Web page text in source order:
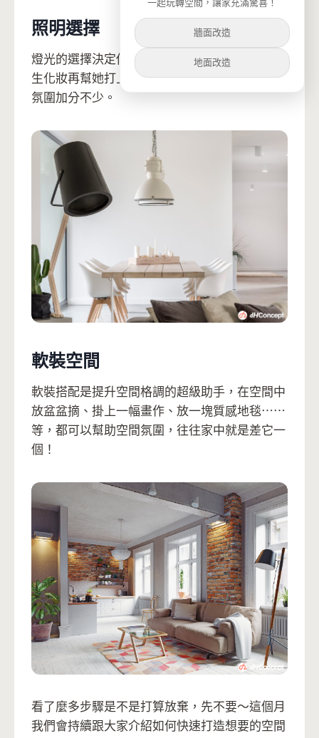
照明選擇
燈光的選擇決定你家會是如何，搭配得宜就像女
生化妝再幫她打上蘋果光，燈光絕對可以讓空間
氛圍加分不少。
軟裝空間
軟裝搭配是提升空間格調的超級助手，在空間中
放盆盆摘、掛上一幅畫作、放一塊質感地毯⋯⋯
等，都可以幫助空間氛圍，往往家中就是差它一
個！
看了麼多步驟是不是打算放棄，先不要～這個月
我們會持續跟大家介紹如何快速打造想要的空間
一起玩轉空間，讓家充滿驚喜！
牆面改造
地面改造